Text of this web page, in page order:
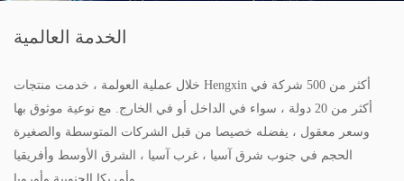
الخدمة العالمية
خلال عملية العولمة ، خدمت منتجات Hengxin أكثر من 500 شركة في
أكثر من 20 دولة ، سواء في الداخل أو في الخارج. مع نوعية موثوق بها
وسعر معقول ، يفضله خصيصا من قبل الشركات المتوسطة والصغيرة
الحجم في جنوب شرق آسيا ، غرب آسيا ، الشرق الأوسط وأفريقيا